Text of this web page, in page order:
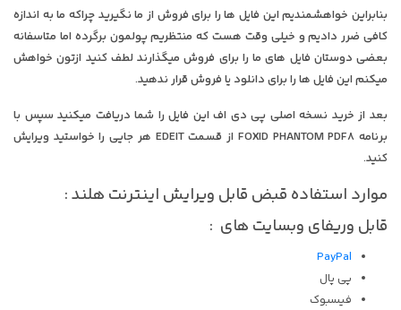
بنابراین خواهشمندیم این فایل ها را برای فروش از ما نگیرید چراکه ما به اندازه
کافی ضرر دادیم و خیلی وقت هست که منتظریم پولمون برگرده اما متاسفانه
بعضی دوستان فایل های ما را برای فروش میگذارند لطف کنید ازتون خواهش
میکنم این فایل ها را برای دانلود یا فروش قرار ندهید.
بعد از خرید نسخه اصلی پی دی اف این فایل را شما دریافت میکنید سپس با
برنامه FOXID PHANTOM PDF8 از قسمت EDEIT هر جایی را خواستید ویرایش
کنید.
موارد استفاده قبض قابل ویرایش اینترنت هلند :
قابل وریفای وبسایت های :
PayPal
پی پال
فیسبوک